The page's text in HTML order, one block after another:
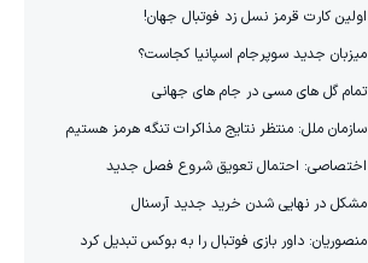
اولین کارت قرمز نسل زد فوتبال جهان!
میزبان جدید سوپرجام اسپانیا کجاست؟
تمام گل های مسی در جام های جهانی
سازمان ملل: منتظر نتایج مذاکرات تنگه هرمز هستیم
اختصاصی: احتمال تعویق شروع فصل جدید
مشکل در نهایی شدن خرید جدید آرسنال
منصوریان: داور بازی فوتبال را به بوکس تبدیل کرد